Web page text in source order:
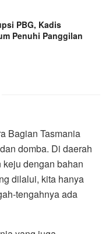
PBG, Kadis
Penuhi Panggilan
Bagian Tasmania
domba. Di daerah
dengan bahan
dilalui, kita hanya
tengahnya ada